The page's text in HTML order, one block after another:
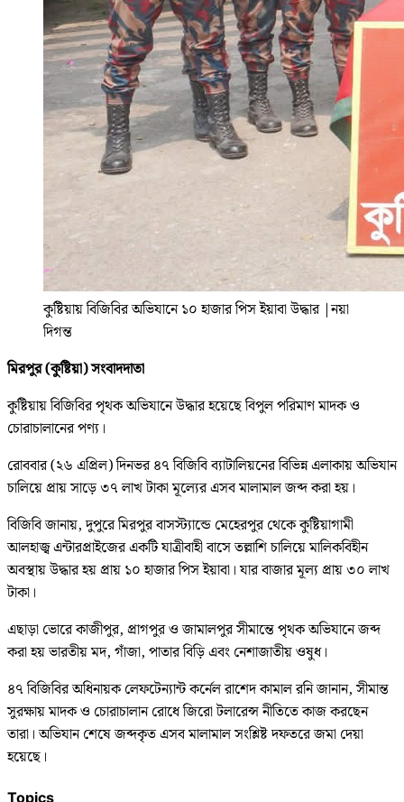
কুষ্টিয়ায় বিজিবির অভিযানে ১০ হাজার পিস ইয়াবা উদ্ধার |নয়া
দিগন্ত
মিরপুর (কুষ্টিয়া) সংবাদদাতা
কুষ্টিয়ায় বিজিবির পৃথক অভিযানে উদ্ধার হয়েছে বিপুল পরিমাণ মাদক ও
চোরাচালানের পণ্য।
রোববার (২৬ এপ্রিল) দিনভর ৪৭ বিজিবি ব্যাটালিয়নের বিভিন্ন এলাকায় অভিযান
চালিয়ে প্রায় সাড়ে ৩৭ লাখ টাকা মূল্যের এসব মালামাল জব্দ করা হয়।
বিজিবি জানায়, দুপুরে মিরপুর বাসস্ট্যান্ডে মেহেরপুর থেকে কুষ্টিয়াগামী
আলহাজ্ব এন্টারপ্রাইজের একটি যাত্রীবাহী বাসে তল্লাশি চালিয়ে মালিকবিহীন
অবস্থায় উদ্ধার হয় প্রায় ১০ হাজার পিস ইয়াবা। যার বাজার মূল্য প্রায় ৩০ লাখ
টাকা।
এছাড়া ভোরে কাজীপুর, প্রাগপুর ও জামালপুর সীমান্তে পৃথক অভিযানে জব্দ
করা হয় ভারতীয় মদ, গাঁজা, পাতার বিড়ি এবং নেশাজাতীয় ওষুধ।
৪৭ বিজিবির অধিনায়ক লেফটেন্যান্ট কর্নেল রাশেদ কামাল রনি জানান, সীমান্ত
সুরক্ষায় মাদক ও চোরাচালান রোধে জিরো টলারেন্স নীতিতে কাজ করছেন
তারা। অভিযান শেষে জব্দকৃত এসব মালামাল সংশ্লিষ্ট দফতরে জমা দেয়া
হয়েছে।
Topics